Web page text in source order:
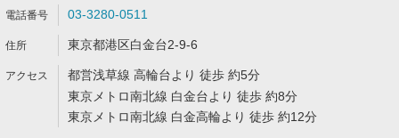
03-3280-0511
東京都港区白金台2-9-6
都営浅草線 高輪台より 徒歩 約5分
東京メトロ南北線 白金台より 徒歩 約8分
東京メトロ南北線 白金高輪より 徒歩 約12分